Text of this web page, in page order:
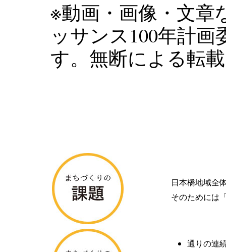
※動画・画像・文章
ッサンス100年計
す。無断による転
日本橋地域全
そのためには
通りの連